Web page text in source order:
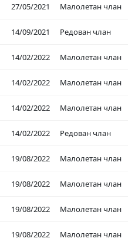
27/05/2021 Малолетан члан
14/09/2021 Редован члан
14/02/2022 Малолетан члан
14/02/2022 Малолетан члан
14/02/2022 Малолетан члан
14/02/2022 Редован члан
19/08/2022 Малолетан члан
19/08/2022 Малолетан члан
19/08/2022 Малолетан члан
19/08/2022 Малолетан члан